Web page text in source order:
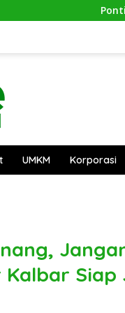
Waste Expo
UMKM Korporasi
Siap